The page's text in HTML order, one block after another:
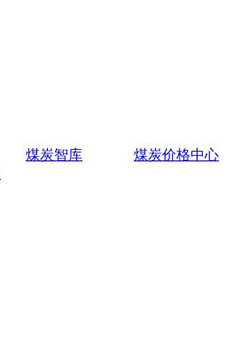
煤炭智库 煤炭价格中心